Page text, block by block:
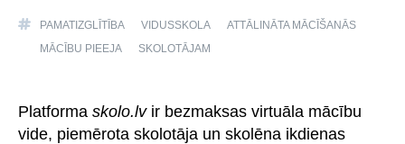
PAMATIZGLĪTĪBA VIDUSSKOLA
ATTĀLINĀTA MĀCĪŠANĀS
MĀCĪBU PIEEJA
SKOLOTĀJAM
Platforma skolo.lvir bezmaksas virtuāla mācību
vide, piemērota skolotāja un skolēna ikdienas